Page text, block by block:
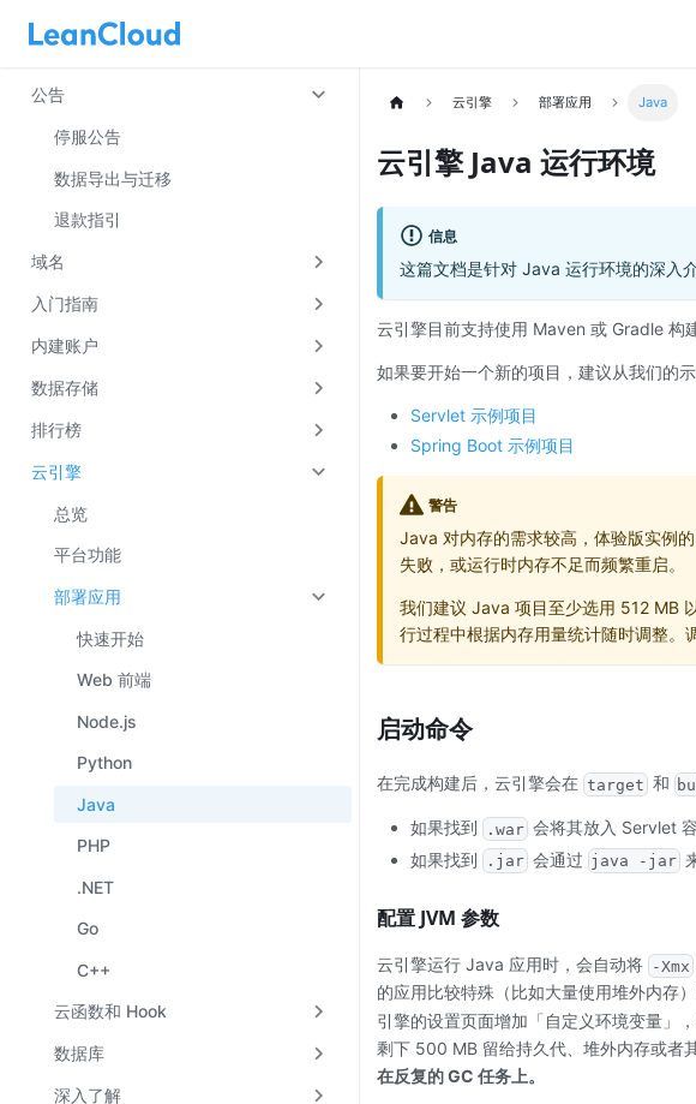
公告
停服公告
数据导出与迁移
退款指引
域名
入门指南
内建账户
数据存储
排行榜
云引擎
总览
平台功能
部署应用
快速开始
Web 前端
Node.js
Python
Java
PHP
.NET
Go
C++
云函数和 Hook
数据库
深入了解
云引擎 部署应用 Java
云引擎 Java 运行环境
信息
这篇文档是针对 Java 运行环境的深入
云引擎目前支持使用 Maven 或 Gradle 构
如果要开始一个新的项目，建议从我们的示
Servlet 示例项目
Spring Boot 示例项目
警告
Java 对内存的需求较高，体验版实例
失败，或运行时内存不足而频繁重启。
我们建议 Java 项目至少选用 512 MB
行过程中根据内存用量统计随时调整。
启动命令
在完成构建后，云引擎会在 target 和
如果找到 .war会将其放入 Servlet
如果找到
.jar 会通过 java -jar
配置 JVM 参数
云引擎运行 Java 应用时，会自动将 -Xmx
的应用比较特殊（比如大量使用堆外内存
引擎的设置页面增加「自定义环境变量」
剩下 500 MB 留给持久代、堆外内存或者
在反复的 GC 任务上。